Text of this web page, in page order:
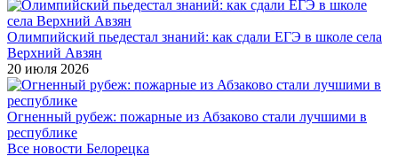
Олимпийский пьедестал знаний: как сдали ЕГЭ в школе села
Верхний Авзян
20 июля 2026
Огненный рубеж: пожарные из Абзаково стали лучшими в
республике
Все новости Белорецка